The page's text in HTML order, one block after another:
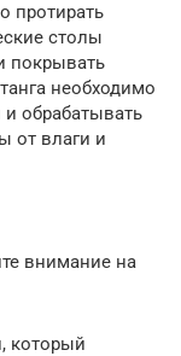
протирать
столы
покрывать
необходимо
и обрабатывать
от влаги и
внимание на
который